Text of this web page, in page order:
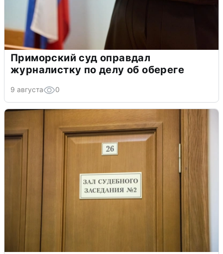
Приморский суд оправдал
журналистку по делу об обереге
9 августа 0